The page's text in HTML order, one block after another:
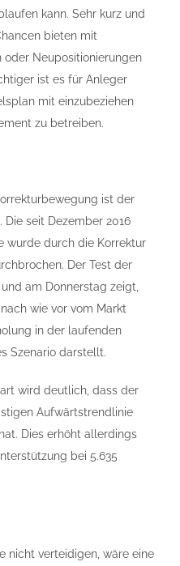
kann. Sehr kurz und
bieten mit
Neupositionierungen
ist es für Anleger
mit einzubeziehen
zu betreiben.
ist der
seit Dezember 2016
wurde durch die Korrektur
Der Test der
am Donnerstag zeigt,
wie vor vom Markt
in der laufenden
Szenario darstellt.
wird deutlich, dass der
Aufwärtstrendlinie
Dies erhöht allerdings
bei 5.635
nicht verteidigen, wäre eine